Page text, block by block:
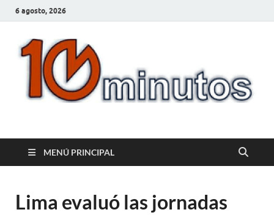
6 agosto, 2026
10minutos.com.uy
MENÚ PRINCIPAL
Lima evaluó las jornadas